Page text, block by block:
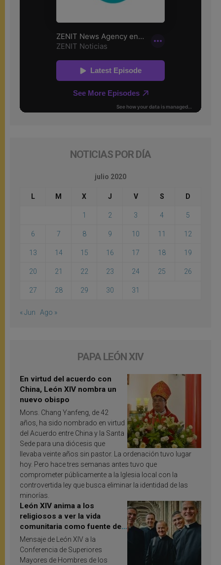
NOTICIAS POR DÍA
julio 2020
L M X J V S D
1 2 3 4 5
6 7 8 9 10 11 12
13 14 15 16 17 18 19
20 21 22 23 24 25 26
27 28 29 30 31
« Jun Ago »
PAPA LEÓN XIV
En virtud del acuerdo con
China, León XIV nombra un
nuevo obispo
Mons. Chang Yanfeng, de 42
años, ha sido nombrado en virtud
del Acuerdo entre China y la Santa
Sede para una diócesis que
llevaba veinte años sin pastor. La ordenación tuvo lugar
hoy. Pero hace tres semanas antes tuvo que
comprometer públicamente a la Iglesia local con la
controvertida ley que busca eliminar la identidad de las
minorías.
León XIV anima a los
religiosos a ver la vida
comunitaria como fuente de
inspiración y santificación
Mensaje de León XIV a la
Conferencia de Superiores
Mayores de Hombres de los